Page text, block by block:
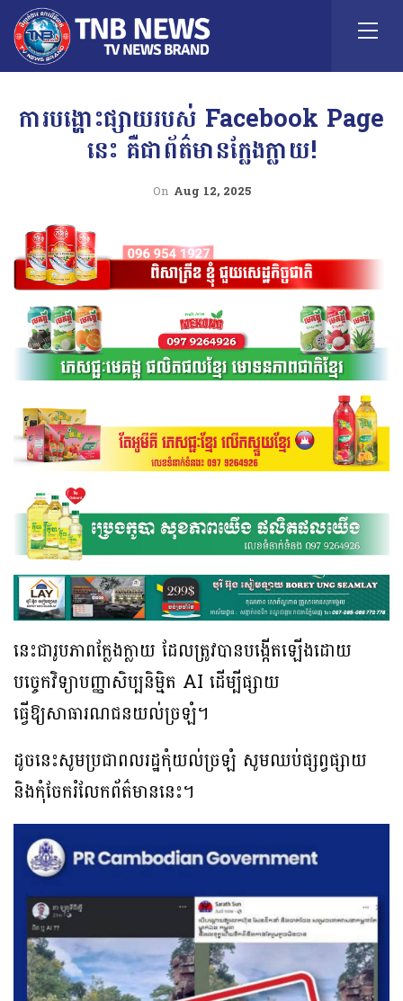
ការបង្ហោះផ្សាយរបស់ Facebook Page
នេះ គឺជាព័ត៌មានក្លែងក្លាយ!
On Aug 12, 2025
នេះជារូបភាពក្លែងក្លាយ ដែលត្រូវបានបង្កើតឡើងដោយ
បច្ចេកវិទ្យាបញ្ញាសិប្បនិមិ្មត AI ដើម្បីផ្សាយ
ធ្វើឱ្យសាធារណជនយល់ច្រឡំ។
ដូចនេះសូមប្រជាពលរដ្ឋកុំយល់ច្រឡំ សូមឈប់ផ្សព្វផ្សាយ
និងកុំចែករំលែកព័ត៌មាននេះ។